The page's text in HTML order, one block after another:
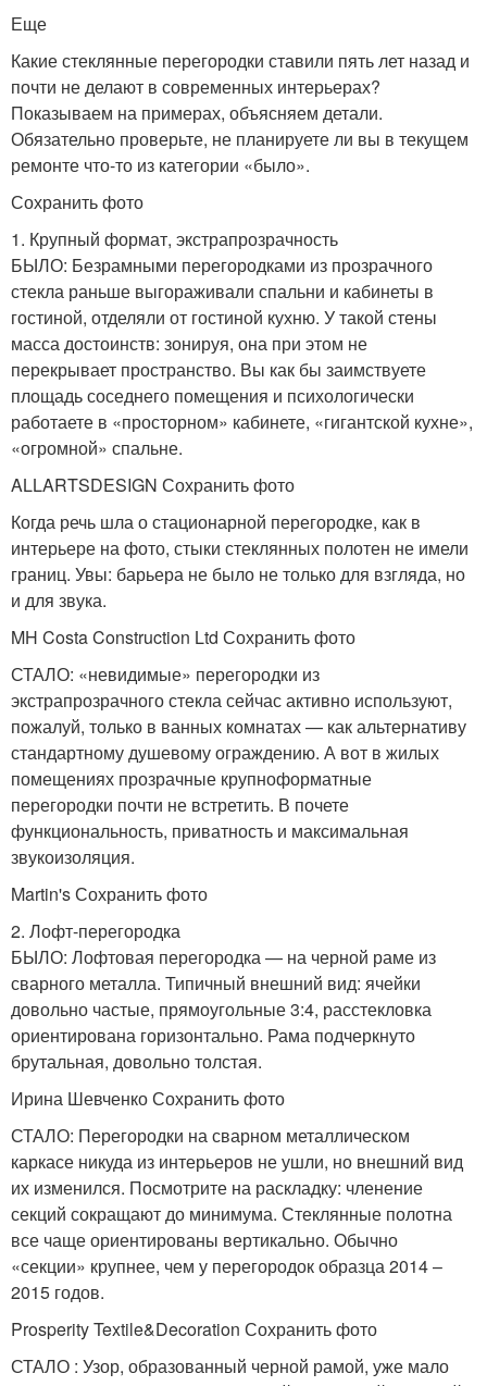
Еще
Какие стеклянные перегородки ставили пять лет назад и
почти не делают в современных интерьерах?
Показываем на примерах, объясняем детали.
Обязательно проверьте, не планируете ли вы в текущем
ремонте что-то из категории «было».
Сохранить фото
1. Крупный формат, экстрапрозрачность
БЫЛО: Безрамными перегородками из прозрачного
стекла раньше выгораживали спальни и кабинеты в
гостиной, отделяли от гостиной кухню. У такой стены
масса достоинств: зонируя, она при этом не
перекрывает пространство. Вы как бы заимствуете
площадь соседнего помещения и психологически
работаете в «просторном» кабинете, «гигантской кухне»,
«огромной» спальне.
ALLARTSDESIGN Сохранить фото
Когда речь шла о стационарной перегородке, как в
интерьере на фото, стыки стеклянных полотен не имели
границ. Увы: барьера не было не только для взгляда, но
и для звука.
MH Costa Construction Ltd Сохранить фото
СТАЛО: «невидимые» перегородки из
экстрапрозрачного стекла сейчас активно используют,
пожалуй, только в ванных комнатах — как альтернативу
стандартному душевому ограждению. А вот в жилых
помещениях прозрачные крупноформатные
перегородки почти не встретить. В почете
функциональность, приватность и максимальная
звукоизоляция.
Martin's Сохранить фото
2. Лофт-перегородка
БЫЛО: Лофтовая перегородка — на черной раме из
сварного металла. Типичный внешний вид: ячейки
довольно частые, прямоугольные 3:4, расстекловка
ориентирована горизонтально. Рама подчеркнуто
брутальная, довольно толстая.
Ирина Шевченко Сохранить фото
СТАЛО: Перегородки на сварном металлическом
каркасе никуда из интерьеров не ушли, но внешний вид
их изменился. Посмотрите на раскладку: членение
секций сокращают до минимума. Стеклянные полотна
все чаще ориентированы вертикально. Обычно
«секции» крупнее, чем у перегородок образца 2014 –
2015 годов.
Prosperity Textile&Decoration Сохранить фото
СТАЛО : Узор, образованный черной рамой, уже мало